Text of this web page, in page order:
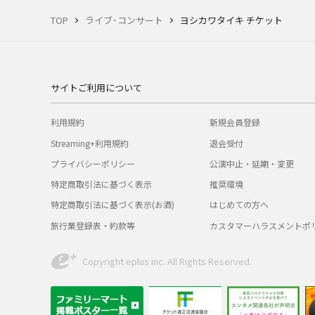
TOP ライブ･コンサート ヨシカワタイキ チケット
サイトご利用について
利用規約
Streaming+利用規約
プライバシーポリシー
特定商取引法に基づく表示
特定商取引法に基づく表示(お酒)
旅行業登録表・約款等
新規会員登録
退会受付
公演中止・延期・変更
推奨環境
はじめての方へ
カスタマーハラスメントポ
Copyright eplus inc. All Rights Reserved.